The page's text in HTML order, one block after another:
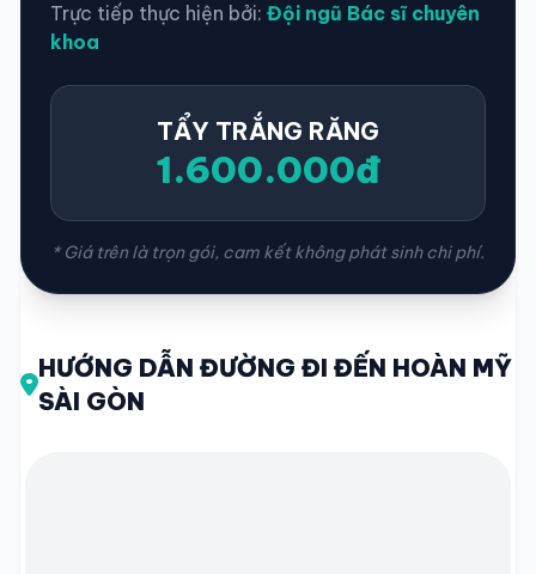
Trực tiếp thực hiện bởi: Đội ngũ Bác sĩ chuyên
khoa
TẨY TRẮNG RĂNG
1.600.000đ
* Giá trên là trọn gói, cam kết không phát sinh chi phí.
HƯỚNG DẪN ĐƯỜNG ĐI ĐẾN HOÀN MỸ
SÀI GÒN